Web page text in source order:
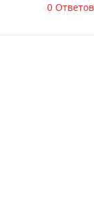
0 Ответов